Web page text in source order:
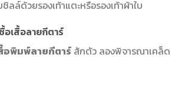
ลล์ด้วยรองเท้าแตะหรือรองเท้าผ้าใบ
อเสื้อลายกีตาร์
อพิมพ์ลายกีตาร์ สักตัว ลองพิจารณาเคล็ด